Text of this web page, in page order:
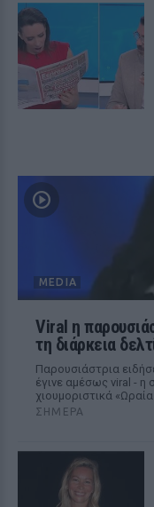
MEDIA
Viral η
τη διάρκεια
Παρουσιάστρια
έγινε αμέσως viral - η
χιουμοριστικά
ΣΉΜΕΡΑ